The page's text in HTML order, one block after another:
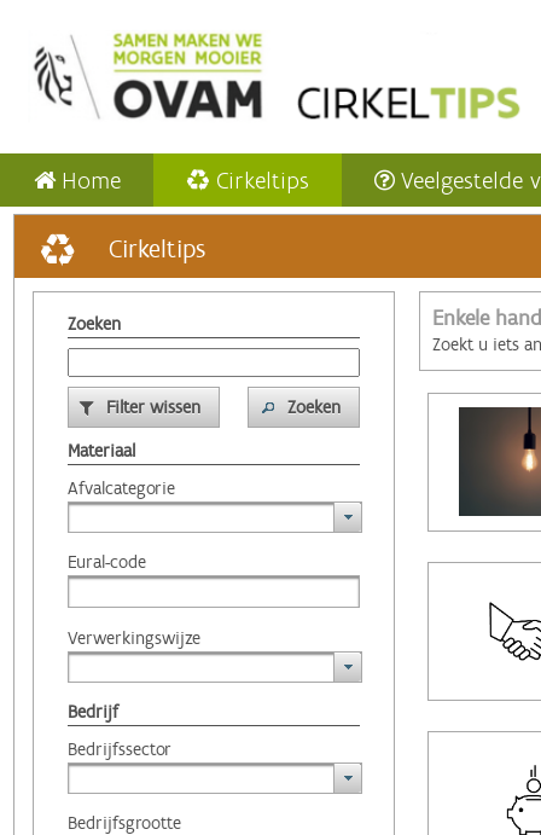
Home Cirkeltips Veelgestelde
Cirkeltips
Zoeken
Filter wissen
Zoeken
Materiaal
Afvalcategorie
Eural-code
Verwerkingswijze
Bedrijf
Bedrijfssector
Bedrijfsgrootte
Enkele
Zoekt u iets